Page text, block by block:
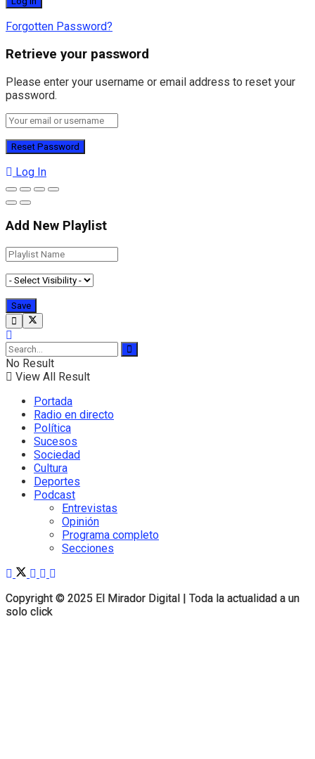
Copyright © 2025 El Mirador Digital | Toda la actualidad a un
solo click
Forgotten Password?
Retrieve your password
Please enter your username or email address to reset your
password.
Log In
Add New Playlist
No Result
View All Result
Portada
Radio en directo
Política
Sucesos
Sociedad
Cultura
Deportes
Podcast
Entrevistas
Opinión
Programa completo
Secciones
Copyright © 2025 El Mirador Digital | Toda la actualidad a un
solo click